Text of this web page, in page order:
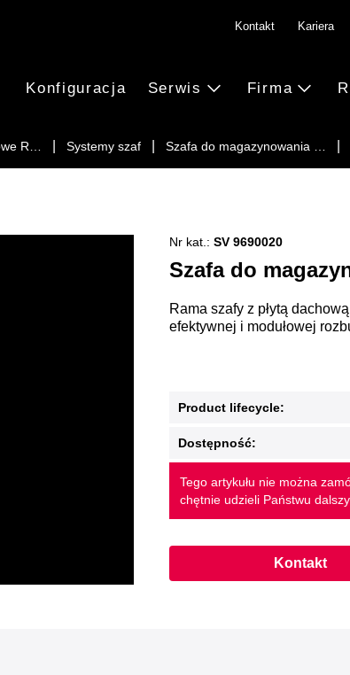
R… Systemy szaf Szafa do magazynowania …
Konfiguracja Serwis Firma
Kontakt Kariera
Szafa do
Nr kat.: SV 9690020
Rama szafy z płytą
efektywnej i modułowej
Product lifecycle:
Dostępność:
Tego artykułu nie można
chętnie udzieli Państwu
Kontakt